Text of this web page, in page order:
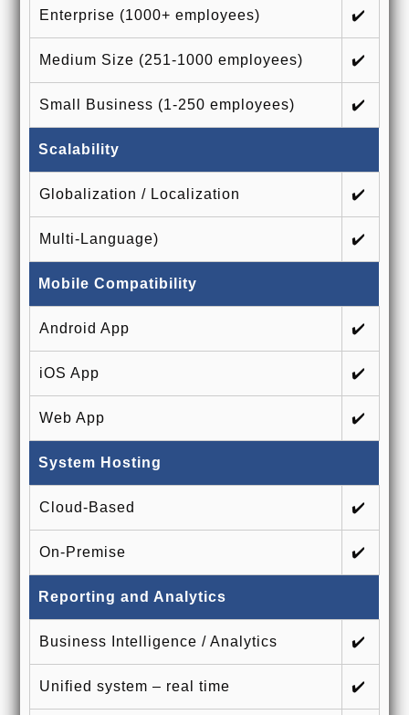
Enterprise (1000+ employees) ✔️
Medium Size (251-1000 employees) ✔️
Small Business (1-250 employees) ✔️
Scalability
Globalization / Localization ✔️
Multi-Language) ✔️
Mobile Compatibility
Android App ✔️
iOS App ✔️
Web App ✔️
System Hosting
Cloud-Based ✔️
On-Premise ✔️
Reporting and Analytics
Business Intelligence / Analytics ✔️
Unified system – real time ✔️